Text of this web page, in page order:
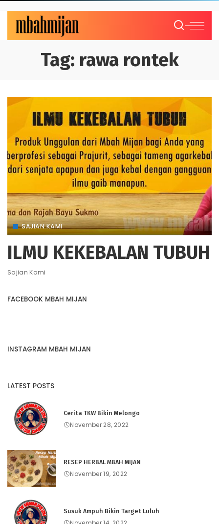
Tag: rawa rontek
SAJIAN KAMI
ILMU KEKEBALAN TUBUH
Sajian Kami
FACEBOOK MBAH MIJAN
INSTAGRAM MBAH MIJAN
LATEST POSTS
Cerita TKW Bikin Melongo
November 28, 2022
RESEP HERBAL MBAH MIJAN
November 19, 2022
Susuk Ampuh Bikin Target Luluh